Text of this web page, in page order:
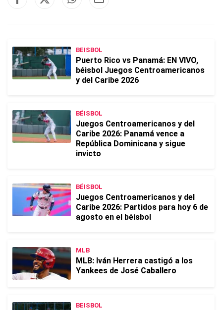
BEISBOL
Puerto Rico vs Panamá: EN VIVO,
béisbol Juegos Centroamericanos
y del Caribe 2026
BÉISBOL
Juegos Centroamericanos y del
Caribe 2026: Panamá vence a
República Dominicana y sigue
invicto
BÉISBOL
Juegos Centroamericanos y del
Caribe 2026: Partidos para hoy 6 de
agosto en el béisbol
MLB
MLB: Iván Herrera castigó a los
Yankees de José Caballero
BEISBOL